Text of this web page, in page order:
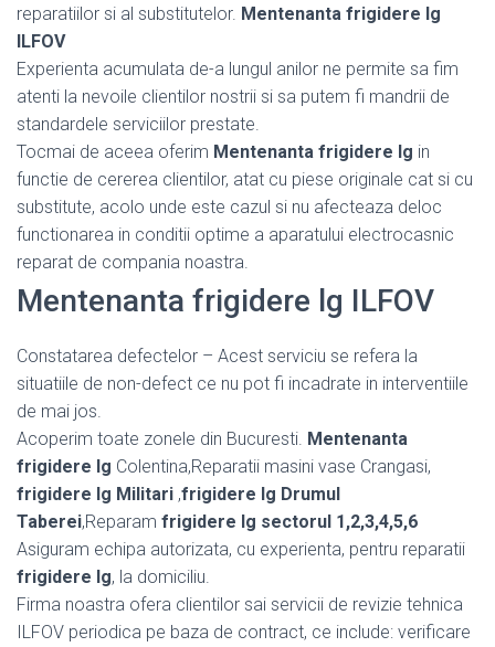
reparatiilor si al substitutelor. Mentenanta frigidere lg
ILFOV
Experienta acumulata de-a lungul anilor ne permite sa fim
atenti la nevoile clientilor nostrii si sa putem fi mandrii de
standardele serviciilor prestate.
Tocmai de aceea oferim Mentenanta frigidere lg in
functie de cererea clientilor, atat cu piese originale cat si cu
substitute, acolo unde este cazul si nu afecteaza deloc
functionarea in conditii optime a aparatului electrocasnic
reparat de compania noastra.
Mentenanta frigidere lg ILFOV
Constatarea defectelor – Acest serviciu se refera la
situatiile de non-defect ce nu pot fi incadrate in interventiile
de mai jos.
Acoperim toate zonele din Bucuresti. Mentenanta
frigidere lg Colentina,Reparatii masini vase Crangasi,
frigidere lg Militari ,frigidere lg Drumul
Taberei,Reparam frigidere lg sectorul 1,2,3,4,5,6
Asiguram echipa autorizata, cu experienta, pentru reparatii
frigidere lg, la domiciliu.
Firma noastra ofera clientilor sai servicii de revizie tehnica
ILFOV periodica pe baza de contract, ce include: verificare